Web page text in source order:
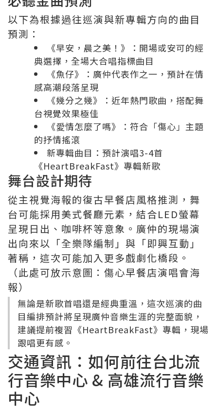
以下為根據過往巡演與新專輯方向的曲目
預測：
《早安，晨之美！》：開場或安可的經
典選擇，全場大合唱指標曲目
《魚仔》：廣仲代表作之一，預計在情
感高潮段落呈現
《幾分之幾》：近年熱門歌曲，搭配舞
台視覺效果極佳
《愛情怎麼了嗎》：符合「傷心」主題
的抒情搖滾
新專輯曲目：預計演唱3-4首
《HeartBreakFast》專輯新歌
舞台設計期待
從主視覺海報的復古早餐店風格推測，舞
台可能採用美式餐廳元素，結合LED螢幕
呈現日出、咖啡杯等意象。廣仲的現場演
出向來以「全樂隊編制」與「即興互動」
著稱，這次可能加入更多戲劇化橋段。
（此處可放示意圖：傷心早餐店演唱會海
報）
無論是新歌首唱還是經典重溫，這次巡演的曲
目編排預計將呈現廣仲音樂生涯的完整面貌，
建議提前複習《HeartBreakFast》專輯，現場
跟唱更有感。
交通資訊：如何前往台北流
行音樂中心 & 高雄流行音樂
中心